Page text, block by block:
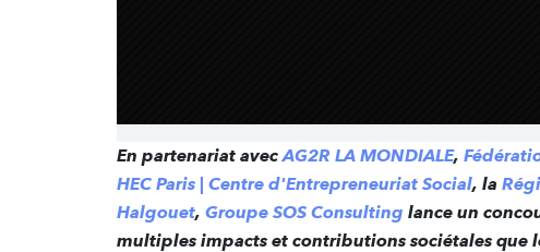
En partenariat avecAG2R LA MONDIALE,
HEC Paris | Centre d'Entrepreneuriat Social, la
Halgouet, Groupe SOS Consulting lance un
multiples impacts et contributions sociétales que